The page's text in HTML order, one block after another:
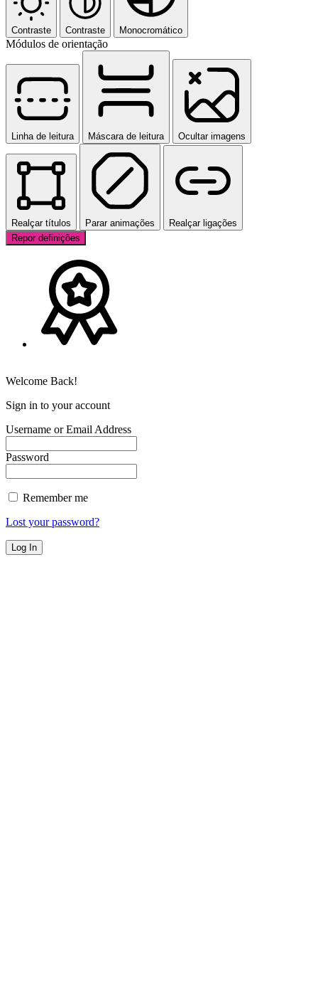
Contraste Contraste Monocromático
Módulos de orientação
Linha de leitura Máscara de leitura Ocultar imagens
Realçar títulos Parar animações
Realçar ligações
Repor definições
Welcome Back!
Sign in to your account
Username or Email Address
Password
Remember me
Lost your password?